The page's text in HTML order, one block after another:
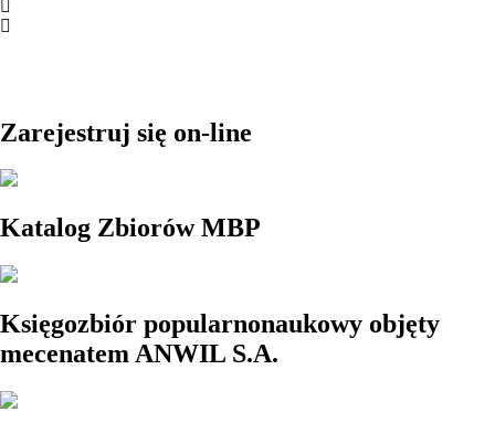
Zarejestruj się on-line
Katalog Zbiorów MBP
Księgozbiór popularnonaukowy objęty
mecenatem ANWIL S.A.